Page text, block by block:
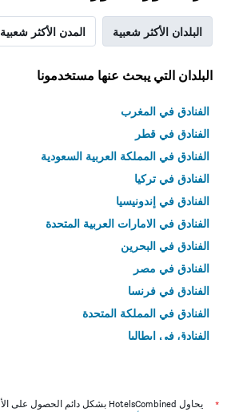
البلدان الأكثر شعبية المدن الأكثر شعبية
البلدان التي يبحث عنها مستخدمونا
الفنادق في المغرب
الفنادق في قطر
الفنادق في المملكة العربية السعودية
الفنادق في تركيا
الفنادق في إندونيسيا
الفنادق في الامارات العربية المتحدة
الفنادق في البحرين
الفنادق في مصر
الفنادق في فرنسا
الفنادق في المملكة المتحدة
الفنادق في إيطاليا
*
يحاول HotelsCombined بشكل دائم الحصول على الأسعار الدقيقة، ولكن